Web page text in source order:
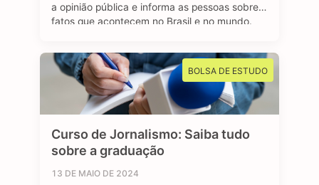
a opinião pública e informa as pessoas sobre
fatos que acontecem no Brasil e no mundo.
contar história, investigar e desvendar
acontecimentos, além de dar voz e …
BOLSA DE ESTUDO
Curso de Jornalismo: Saiba tudo
sobre a graduação
13 DE MAIO DE 2024